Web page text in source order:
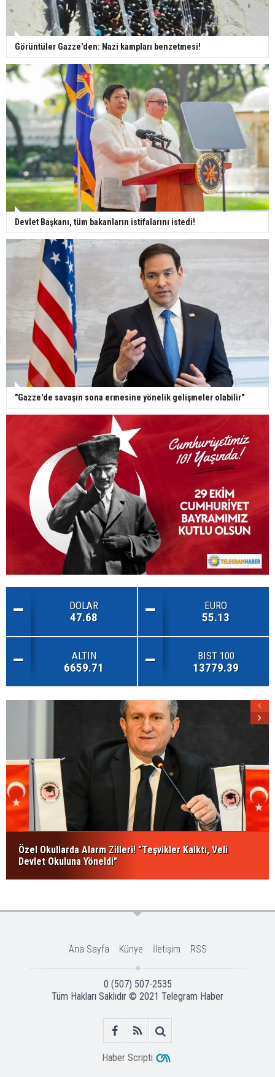
Görüntüler Gazze'den: Nazi kampları benzetmesi!
Devlet Başkanı, tüm bakanların istifalarını istedi!
"Gazze'de savaşın sona ermesine yönelik gelişmeler olabilir"
DOLAR
47.68
EURO
55.13
ALTIN
6659.71
BIST 100
13779.39
Özel Okullarda Alarm Zilleri! "Teşvikler Kalktı, Veli
Devlet Okuluna Yöneldi"
Ana Sayfa Künye İletişim RSS
0 (507) 507-2535
Tüm Hakları Saklıdır © 2021 Telegram Haber
Haber Scripti